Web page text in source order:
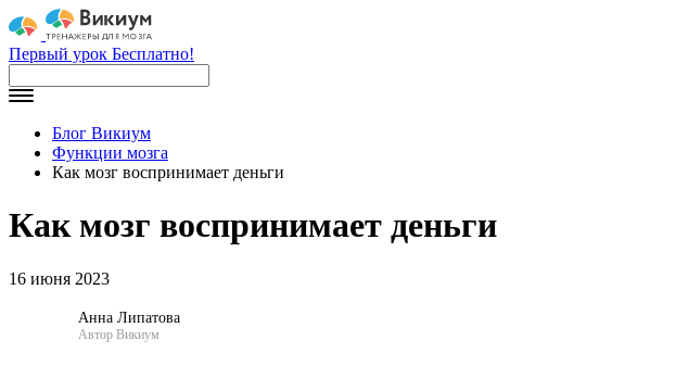
Первый урок Бесплатно!
Блог Викиум
Функции мозга
Как мозг воспринимает деньги
Как мозг воспринимает деньги
16 июня 2023
Анна Липатова
Автор Викиум